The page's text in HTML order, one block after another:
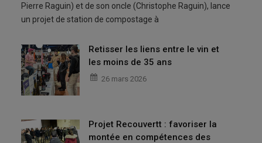
Pierre Raguin) et de son oncle (Christophe Raguin), lance
un projet de station de compostage à
Retisser les liens entre le vin et
les moins de 35 ans
26 mars 2026
Projet Recouvertt : favoriser la
montée en compétences des